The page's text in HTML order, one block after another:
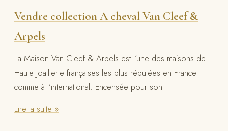
Vendre collection A cheval Van Cleef &
Arpels
La Maison Van Cleef & Arpels est l’une des maisons de
Haute Joaillerie françaises les plus réputées en France
comme à l’international. Encensée pour son
Lire la suite »